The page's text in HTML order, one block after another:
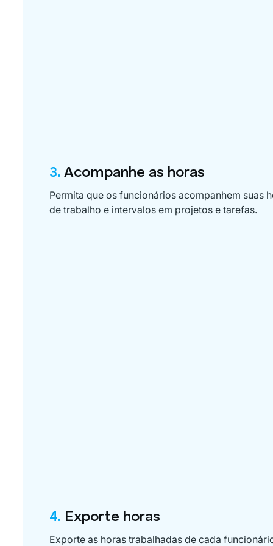
3. Acompanhe as horas
Permita que os funcionários acompanhem suas
de trabalho e intervalos em projetos e tarefas.
4. Exporte horas
Exporte as horas trabalhadas de cada